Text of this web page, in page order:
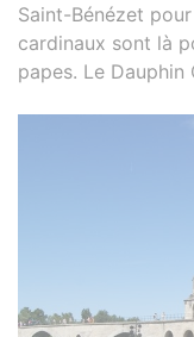
Saint-Bénézet
cardinaux sont là
papes. Le Dauphin